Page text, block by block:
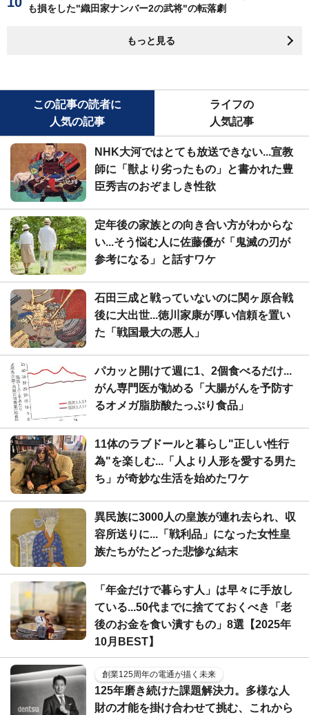
も損をした"織田家ナンバー2の武将"の転落劇
もっと見る
この記事の読者に
人気の記事
ライフの
人気記事
NHK大河ではとても放送できない...宣教
師に「獣より劣ったもの」と書かれた豊
臣秀吉のおぞましき性欲
定年後の家族との向き合い方がわからな
い...そう悩む人に佐藤優が「鬼滅の刃が
参考になる」と話すワケ
石田三成と戦っていないのに関ヶ原合戦
後に大出世...徳川家康が厚い信頼を置い
た「戦国最大の悪人」
パカッと開けて週に1、2個食べるだけ...
がん専門医が勧める「大腸がんを予防す
るオメガ脂肪酸たっぷり食品」
11体のラブドールと暮らし"正しい性行
為"を楽しむ...「人より人形を愛する男た
ち」が奇妙な生活を始めたワケ
異民族に3000人の皇族が連れ去られ、収
容所送りに...「戦利品」になった女性皇
族たちがたどった悲惨な結末
「年金だけで暮らす人」は早々に手放し
ている...50代までに捨てておくべき「老
後のお金を食い潰すもの」8選【2025年
10月BEST】
創業125周年の電通が描く未来
125年磨き続けた課題解決力。多様な人
財の才能を掛け合わせて挑む、これから